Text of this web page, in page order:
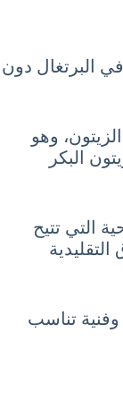
البرتغال دون
وهو
البكر
التي تتيح
وفنية تناسب